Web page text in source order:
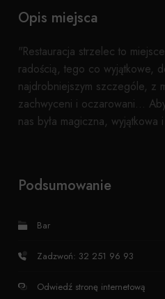
Opis miejsca
"Restauracja strzelec to
radością, tego co wyjątkowe,
najdrobniejszym szczególe, z
zachwyceni i oczarowani…
nas była magiczna, wyjątkowa
Podsumowanie
Bar
Zadzwoń: 32 251 96 93
Odwiedź stronę internetową